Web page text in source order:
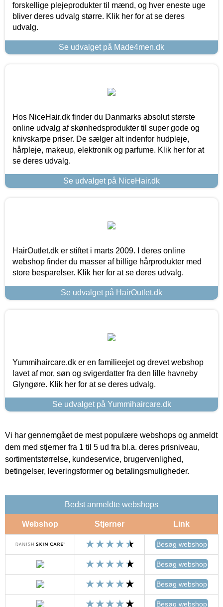
forskellige plejeprodukter til mænd, og hver eneste uge
bliver deres udvalg større. Klik her for at se deres
udvalg.
Se udvalget på Made4men.dk
Hos NiceHair.dk finder du Danmarks absolut største
online udvalg af skønhedsprodukter til super gode og
knivskarpe priser. De sælger alt indenfor hudpleje,
hårpleje, makeup, elektronik og parfume. Klik her for at
se deres udvalg.
Se udvalget på NiceHair.dk
HairOutlet.dk er stiftet i marts 2009. I deres online
webshop finder du masser af billige hårprodukter med
store besparelser. Klik her for at se deres udvalg.
Se udvalget på HairOutlet.dk
Yummihaircare.dk er en familieejet og drevet webshop
lavet af mor, søn og svigerdatter fra den lille havneby
Glyngøre. Klik her for at se deres udvalg.
Se udvalget på Yummihaircare.dk
Vi har gennemgået de mest populære webshops og anmeldt
dem med stjerner fra 1 til 5 ud fra bl.a. deres prisniveau,
sortimentstørrelse, kundeservice, brugervenlighed,
betingelser, leveringsformer og betalingsmuligheder.
Bedst anmeldte webshops
Webshop Stjerner Link
Besøg webshop
Besøg webshop
Besøg webshop
Besøg webshop